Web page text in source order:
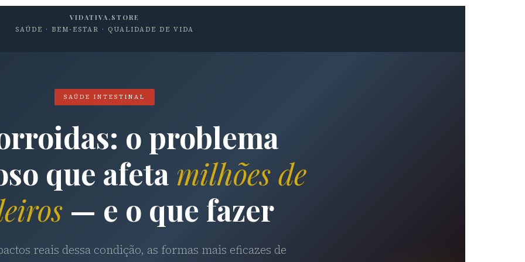
VIDATIVA.STORE
SAÚDE · BEM-ESTAR · QUALIDADE DE VIDA
SAÚDE INTESTINAL
o problema
que afetamilhões de
— e o que fazer
reais dessa condição, as formas mais eficazes de